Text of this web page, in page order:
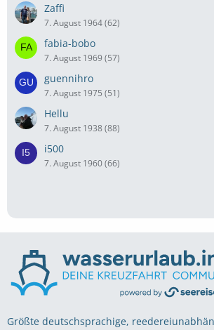
Zaffi
7. August 1964 (62)
fabia-bobo
7. August 1969 (57)
guennihro
7. August 1975 (51)
Hellu
7. August 1938 (88)
i500
7. August 1960 (66)
Größte deutschsprachige,